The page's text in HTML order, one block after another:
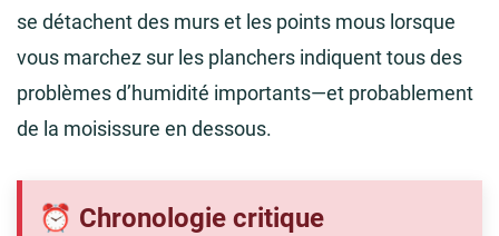
se détachent des murs et les points mous lorsque
vous marchez sur les planchers indiquent tous des
problèmes d’humidité importants—et probablement
de la moisissure en dessous.
⏰ Chronologie critique